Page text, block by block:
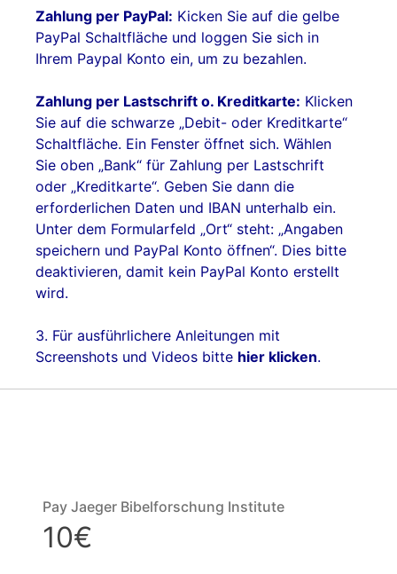
Zahlung per PayPal: Kicken Sie auf die gelbe
PayPal Schaltfläche und loggen Sie sich in
Ihrem Paypal Konto ein, um zu bezahlen.
Zahlung per Lastschrift o. Kreditkarte: Klicken
Sie auf die schwarze „Debit- oder Kreditkarte“
Schaltfläche. Ein Fenster öffnet sich. Wählen
Sie oben „Bank“ für Zahlung per Lastschrift
oder „Kreditkarte“. Geben Sie dann die
erforderlichen Daten und IBAN unterhalb ein.
Unter dem Formularfeld „Ort“ steht: „Angaben
speichern und PayPal Konto öffnen“. Dies bitte
deaktivieren, damit kein PayPal Konto erstellt
wird.
3. Für ausführlichere Anleitungen mit
Screenshots und Videos bitte hier klicken.
Pay Jaeger Bibelforschung Institute
10€